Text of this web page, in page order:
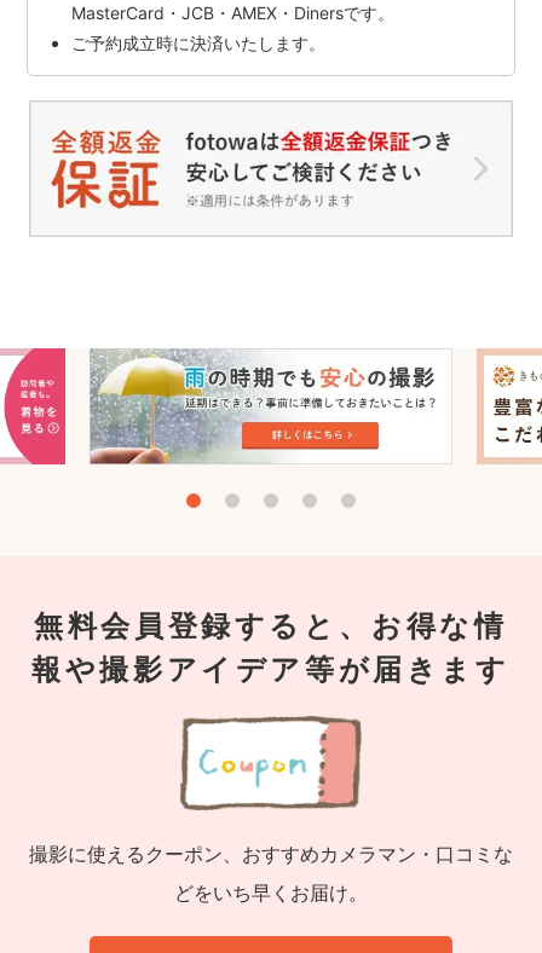
MasterCard・JCB・AMEX・Dinersです。
ご予約成立時に決済いたします。
無料会員登録すると、お得な情
報や撮影アイデア等が届きます
撮影に使えるクーポン、おすすめカメラマン・口コミな
どをいち早くお届け。